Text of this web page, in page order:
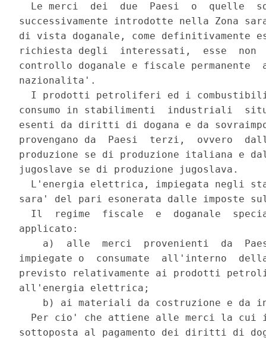
Le merci  dei  due  Paesi  o  quelle
successivamente introdotte nella Zona
di vista doganale, come definitivamente
richiesta degli  interessati,  esse  non
controllo doganale e fiscale
nazionalita'.
I prodotti petroliferi ed i
consumo in stabilimenti  industriali
esenti da diritti di dogana e da
provengano da  Paesi  terzi,  ovvero
produzione se di produzione italiana e
jugoslave se di produzione jugoslava.
L'energia elettrica, impiegata negli
sara' del pari esonerata dalle imposte
Il  regime  fiscale  e  doganale
applicato:
a)  alle  merci  provenienti  da
impiegate o  consumate  all'interno
previsto relativamente ai prodotti
all'energia elettrica;
b) ai materiali da costruzione e da
Per cio' che attiene alle merci la cui
sottoposta al pagamento dei diritti di